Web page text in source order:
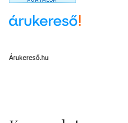
Árukereső.hu